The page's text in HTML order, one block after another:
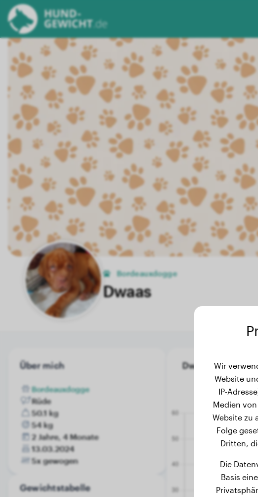
Bordeauxdogge
Dwaas
Über mich
Bordeauxdogge
Rüde
50.1 kg
54 kg
2 Jahre, 4 Monate
13.03.2024
5x gewogen
Gewichtstabelle
Dwaas'sWir
Website
IP-
Medien
Website zu
Folge
Dritten,
Die
Basis